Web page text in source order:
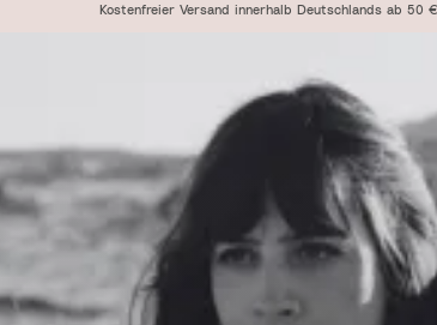
Kostenfreier Versand innerhalb Deutschlands ab 50 €